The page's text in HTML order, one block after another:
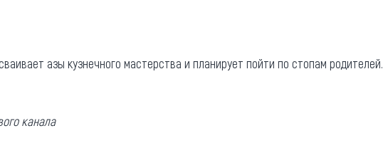
азы кузнечного мастерства и планирует пойти по стопам родителей.
канала